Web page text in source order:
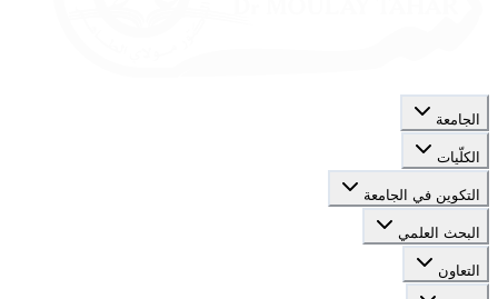
الجامعة
الكلّيات
التكوين في الجامعة
البحث العلمي
التعاون